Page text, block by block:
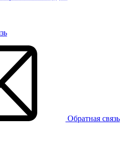
Обратная связь